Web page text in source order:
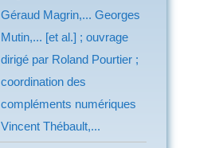
Géraud Magrin,... Georges
Mutin,... [et al.] ; ouvrage
dirigé par Roland Pourtier ;
coordination des
compléments numériques
Vincent Thébault,...